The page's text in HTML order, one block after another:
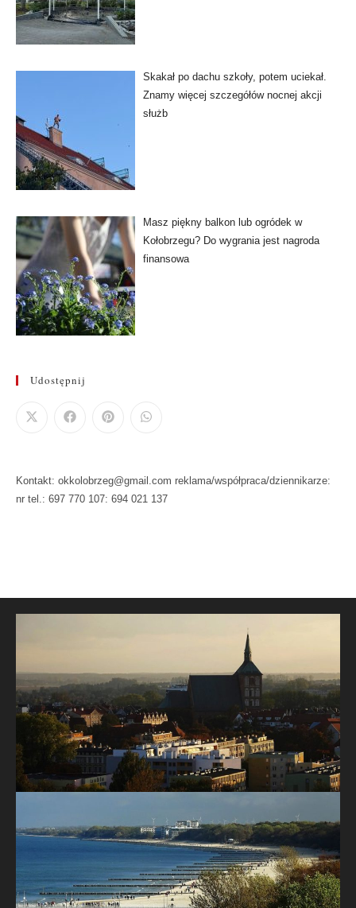
Skakał po dachu szkoły, potem uciekał.
Znamy więcej szczegółów nocnej akcji
służb
Masz piękny balkon lub ogródek w
Kołobrzegu? Do wygrania jest nagroda
finansowa
Udostępnij
Kontakt: okkolobrzeg@gmail.com reklama/współpraca/dziennikarze:
nr tel.: 697 770 107: 694 021 137